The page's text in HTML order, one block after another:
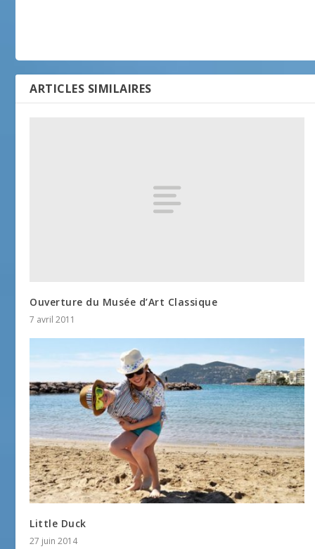
ARTICLES SIMILAIRES
Ouverture du Musée d’Art Classique
7 avril 2011
Little Duck
27 juin 2014